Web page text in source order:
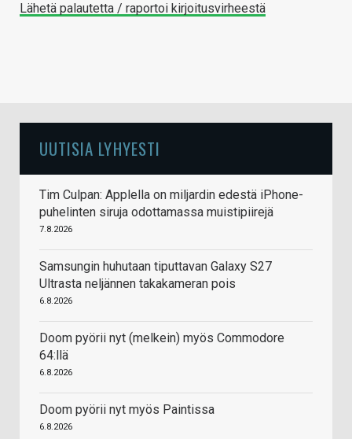
Lähetä palautetta / raportoi kirjoitusvirheestä
UUTISIA LYHYESTI
Tim Culpan: Applella on miljardin edestä iPhone-
puhelinten siruja odottamassa muistipiirejä
7.8.2026
Samsungin huhutaan tiputtavan Galaxy S27
Ultrasta neljännen takakameran pois
6.8.2026
Doom pyörii nyt (melkein) myös Commodore
64:llä
6.8.2026
Doom pyörii nyt myös Paintissa
6.8.2026